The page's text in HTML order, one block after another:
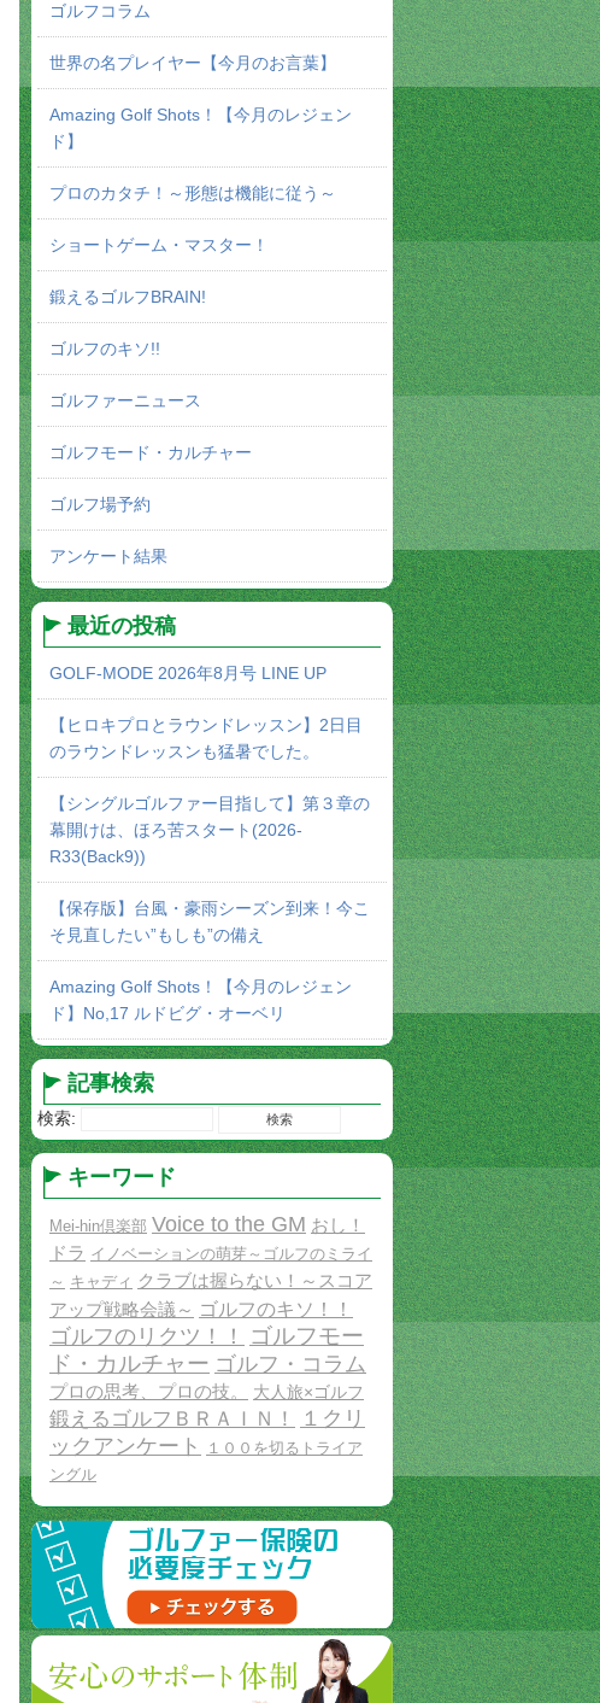
ゴルフコラム
世界の名プレイヤー【今月のお言葉】
Amazing Golf Shots！【今月のレジェン
ド】
プロのカタチ！～形態は機能に従う～
ショートゲーム・マスター！
鍛えるゴルフBRAIN!
ゴルフのキソ!!
ゴルファーニュース
ゴルフモード・カルチャー
ゴルフ場予約
アンケート結果
最近の投稿
GOLF-MODE 2026年8月号 LINE UP
【ヒロキプロとラウンドレッスン】2日目
のラウンドレッスンも猛暑でした。
【シングルゴルファー目指して】第３章の
幕開けは、ほろ苦スタート(2026-
R33(Back9))
【保存版】台風・豪雨シーズン到来！今こ
そ見直したい”もしも”の備え
Amazing Golf Shots！【今月のレジェン
ド】No,17 ルドビグ・オーベリ
記事検索
検索:
キーワード
Mei-hin倶楽部 Voice to the GM おし！
ドラ イノベーションの萌芽～ゴルフのミライ
～ キャディ クラブは握らない！～スコア
アップ戦略会議～ ゴルフのキソ！！
ゴルフのリクツ！！
ゴルフモー
ド・カルチャー ゴルフ・コラム
プロの思考、プロの技。 大人旅×ゴルフ
鍛えるゴルフＢＲＡＩＮ！
１クリ
ックアンケート
１００を切るトライア
ングル